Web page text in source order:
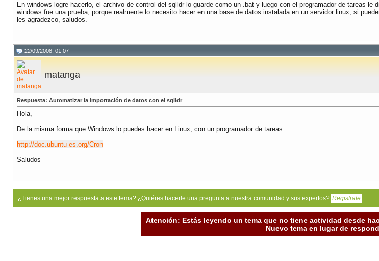
En windows logre hacerlo, el archivo de control del sqlldr lo guarde como un .bat y luego con el programador de tareas
windows fue una prueba, porque realmente lo necesito hacer en una base de datos instalada en un servidor linux, si
les agradezco, saludos.
22/09/2008, 01:07
matanga
Respuesta: Automatizar la importación de datos con el sqlldr
Hola,
De la misma forma que Windows lo puedes hacer en Linux, con un programador de tareas.
http://doc.ubuntu-es.org/Cron
Saludos
¿Tienes una mejor respuesta a este tema? ¿Quiéres hacerle una pregunta a nuestra comunidad y sus expertos? Registrate
Atención: Estás leyendo un tema que no tiene actividad desde
Nuevo tema en lugar de